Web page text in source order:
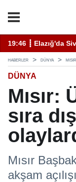
Uyarı Kulaktan
19:46 ┋ Elazığ'da
HABERLER DÜNYA
DÜNYA
Mısır:
sıra
Mısır
akşam